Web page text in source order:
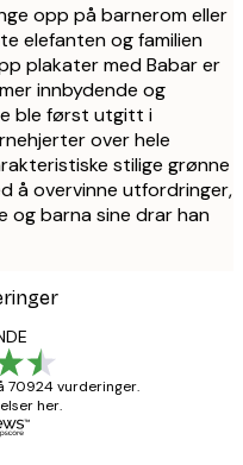
opp på barnerom eller
elefanten og familien
plakater med Babar er
innbydende og
ble først utgitt i
over hele
stilige grønne
å overvinne utfordringer,
og barna sine drar han
70924 vurderinger.
her.